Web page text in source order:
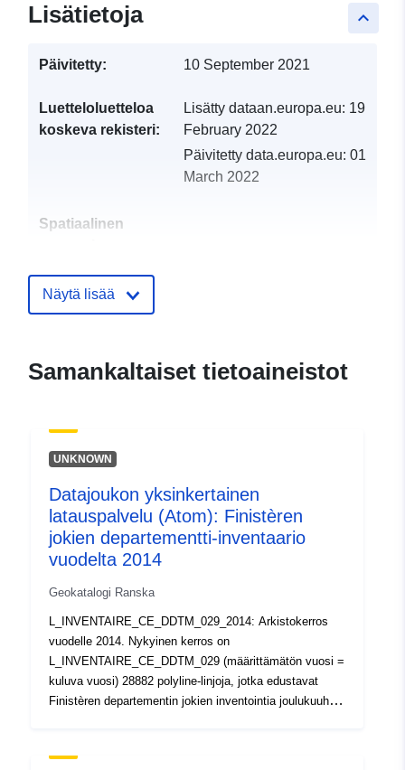
keyboard_arrow_up
Lisätietoja
Päivitetty: 10 September 2021
Luetteloluetteloa
koskeva rekisteri:
Lisätty dataan.europa.eu: 19
February 2022
Päivitetty data.europa.eu: 01
March 2022
Spatiaalinen
Tunnisteet:
c7ef-4e1e-836c-
471e-8b45-cba7efce8c9b
Tyyppi:
Tietoaineistolinkki:
http://inspire.ec.europa.eu/
Näytä lisää
Samankaltaiset tietoaineistot
UNKNOWN
Datajoukon yksinkertainen
latauspalvelu (Atom): Finistèren
jokien departementti-inventaario
vuodelta 2014
Geokatalogi Ranska
L_INVENTAIRE_CE_DDTM_029_2014: Arkistokerros
vuodelle 2014. Nykyinen kerros on
L_INVENTAIRE_CE_DDTM_029 (määrittämätön vuosi =
kuluva vuosi) 28882 polyline-linjoja, jotka edustavat
Finistèren departementin jokien inventointia joulukuuhun
päivitetty. Inventaario on kuvattu erityisesti seuraavista